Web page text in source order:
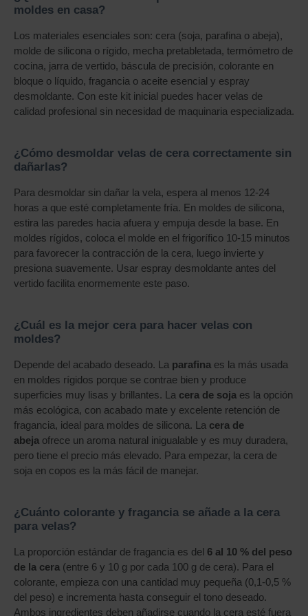
moldes en casa?
Los materiales esenciales son: cera (soja, parafina o abeja),
molde de silicona o rígido, mecha pretabletada, termómetro de
cocina, jarra de vertido, báscula de precisión, colorante en
bloque o líquido, fragancia o aceite esencial y espray
desmoldante. Con este kit inicial puedes hacer velas de
calidad profesional sin necesidad de maquinaria especializada.
¿Cómo desmoldar velas de cera correctamente sin
dañarlas?
Para desmoldar sin dañar la vela, espera al menos 12-24
horas a que esté completamente fría. En moldes de silicona,
estira las paredes hacia afuera y empuja desde la base. En
moldes rígidos, coloca el molde en el frigorífico 10-15 minutos
para favorecer la contracción de la cera, luego invierte y
presiona suavemente. Usar espray desmoldante antes del
vertido facilita enormemente este paso.
¿Cuál es la mejor cera para hacer velas con
moldes?
Depende del acabado deseado. La parafina es la más usada
en moldes rígidos porque se contrae bien y produce
superficies muy lisas y brillantes. La cera de soja es la opción
más ecológica, con acabado mate y excelente retención de
fragancia, ideal para moldes de silicona. La cera de
abeja ofrece un aroma natural inigualable y es muy duradera,
pero tiene el precio más elevado. Para empezar, la cera de
soja en copos es la más fácil de manejar.
¿Cuánto colorante y fragancia se añade a la cera
para velas?
La proporción estándar de fragancia es del 6 al 10 % del peso
de la cera (entre 6 y 10 g por cada 100 g de cera). Para el
colorante, empieza con una cantidad muy pequeña (0,1-0,5 %
del peso) e incrementa hasta conseguir el tono deseado.
Ambos ingredientes deben añadirse cuando la cera esté fuera